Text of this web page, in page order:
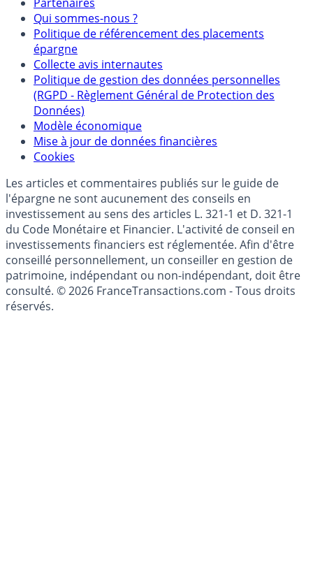
Mentions légales et Conditions d’utilisation
Partenaires
Qui sommes-nous ?
Politique de référencement des placements
épargne
Collecte avis internautes
Politique de gestion des données personnelles
(RGPD - Règlement Général de Protection des
Données)
Modèle économique
Mise à jour de données financières
Cookies
Les articles et commentaires publiés sur le guide de
l'épargne ne sont aucunement des conseils en
investissement au sens des articles L. 321-1 et D. 321-1
du Code Monétaire et Financier. L'activité de conseil en
investissements financiers est réglementée. Afin d'être
conseillé personnellement, un conseiller en gestion de
patrimoine, indépendant ou non-indépendant, doit être
consulté. © 2026 FranceTransactions.com - Tous droits